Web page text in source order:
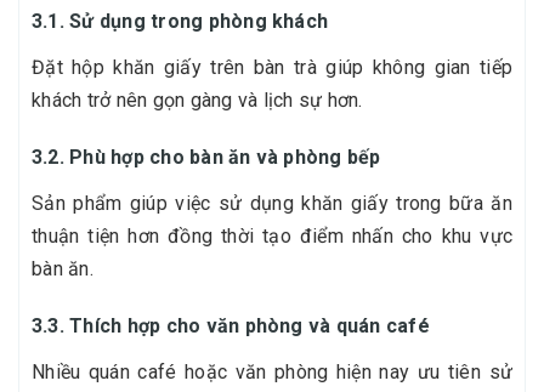
3.1. Sử dụng trong phòng khách
Đặt hộp khăn giấy trên bàn trà giúp không gian tiếp
khách trở nên gọn gàng và lịch sự hơn.
3.2. Phù hợp cho bàn ăn và phòng bếp
Sản phẩm giúp việc sử dụng khăn giấy trong bữa ăn
thuận tiện hơn đồng thời tạo điểm nhấn cho khu vực
bàn ăn.
3.3. Thích hợp cho văn phòng và quán café
Nhiều quán café hoặc văn phòng hiện nay ưu tiên sử